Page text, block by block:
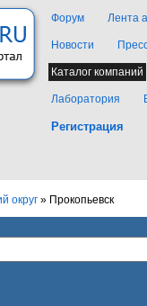
Форум Лента
Новости
Каталог компаний
Лаборатория
Регистрация
округ » Прокопьевск